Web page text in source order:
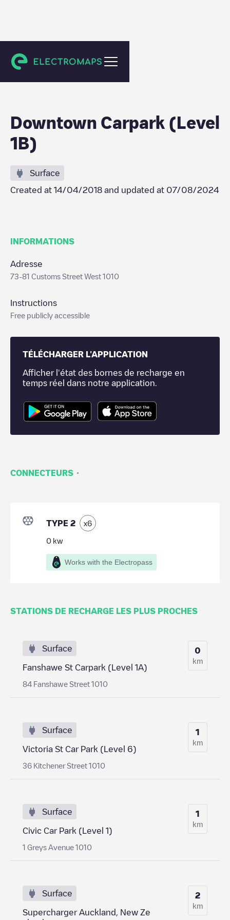
Auckland
Downtown Carpark (Level
1B)
Surface
Created at 14/04/2018 and updated at 07/08/2024
INFORMATIONS
Adresse
73-81 Customs Street West 1010
Instructions
Free publicly accessible
TÉLÉCHARGER L'APPLICATION
Afficher l'état des bornes de recharge en
temps réel dans notre application.
CONNECTEURS ·
TYPE 2 x6
0 kw
Works with the Electropass
STATIONS DE RECHARGE LES PLUS PROCHES
Surface
Fanshawe St Carpark (Level 1A)
84 Fanshawe Street 1010
0
km
Surface
Victoria St Car Park (Level 6)
36 Kitchener Street 1010
1
km
Surface
Civic Car Park (Level 1)
1 Greys Avenue 1010
1
km
Surface
Supercharger Auckland, New Ze
2
km